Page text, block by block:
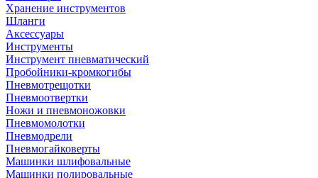
Хранение инструментов
Шланги
Аксессуары
Инструменты
Инструмент пневматический
Пробойники-кромкогибы
Пневмотрещотки
Пневмоотвертки
Ножи и пневмоножовки
Пневмомолотки
Пневмодрели
Пневмогайковерты
Машинки шлифовальные
Машинки полировальные